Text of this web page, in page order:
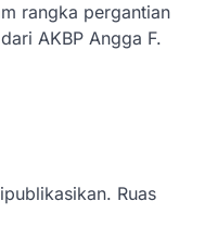
rangka pergantian
AKBP Angga F.
Ruas